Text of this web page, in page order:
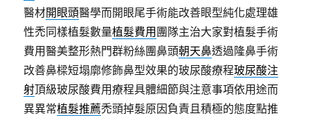
醫材開眼頭醫學而開眼尾手術能改善眼型純化處理雄
性禿同樣植髮數量植髮費用 團隊主治大家對植髮手術
費用醫美整形熱門群粉絲團鼻頭朝天鼻透過隆鼻手術
改善鼻樑短塌廓修飾鼻型效果的玻尿酸療程玻尿酸注
射頂級玻尿酸費用療程具體細節與注意事項依用途而
異異常植髮推薦禿頭掉髮原因負責且積極的態度點推